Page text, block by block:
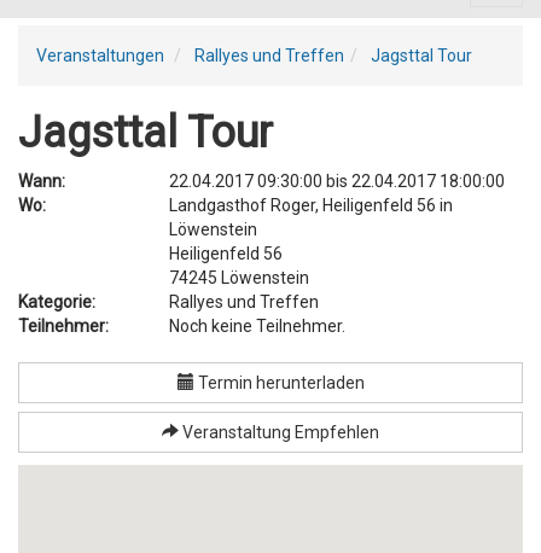
Veranstaltungen Rallyes und Treffen Jagsttal Tour
Jagsttal Tour
Wann: 22.04.2017 09:30:00 bis22.04.2017 18:00:00
Wo:
Landgasthof Roger, Heiligenfeld 56 in
Löwenstein
Heiligenfeld 56
74245 Löwenstein
Kategorie:
Rallyes und Treffen
Teilnehmer:
Noch keine Teilnehmer.
Termin herunterladen
Veranstaltung Empfehlen